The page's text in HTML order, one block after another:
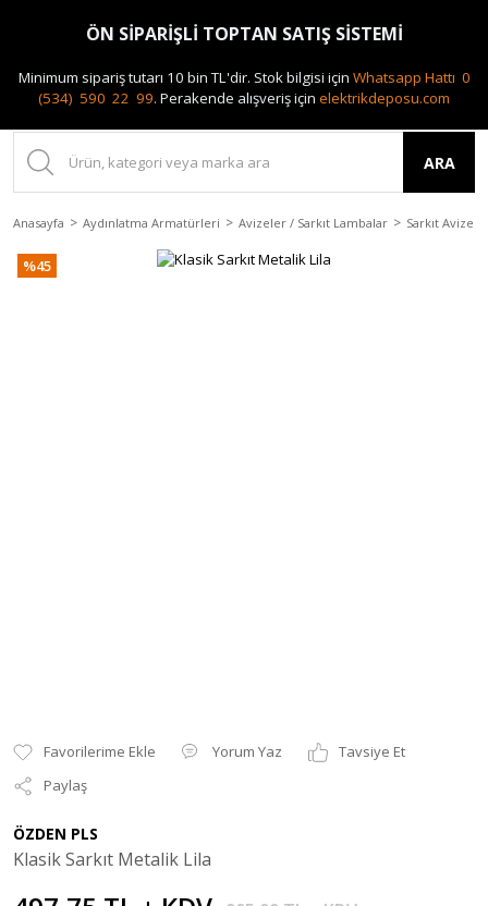
0(212) 240 87 88
ARA
Anasayfa Aydınlatma Armatürleri Avizeler / Sarkıt Lambalar Sarkıt
%45
Yorum Yaz
Tavsiye Et
Paylaş
ÖZDEN PLS
Klasik Sarkıt Metalik Lila
ÖN SİPARİŞLİ TOPTAN SATIŞ SİSTEMİ
Minimum sipariş tutarı 10 bin TL'dir. Stok bilgisi için Whatsapp Hattı 0
(534) 590 22 99. Perakende alışveriş için elektrikdeposu.com